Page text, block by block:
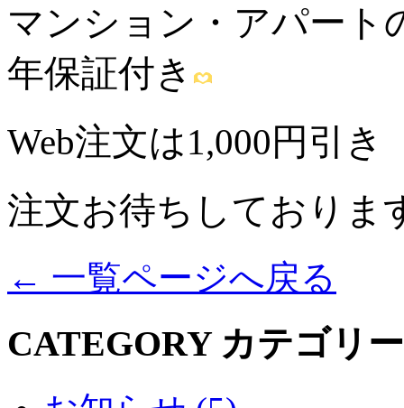
マンション・アパート
年保証付き
Web注文は1,000円引き
注文お待ちしておりま
← 一覧ページへ戻る
CATEGORY カテゴリー